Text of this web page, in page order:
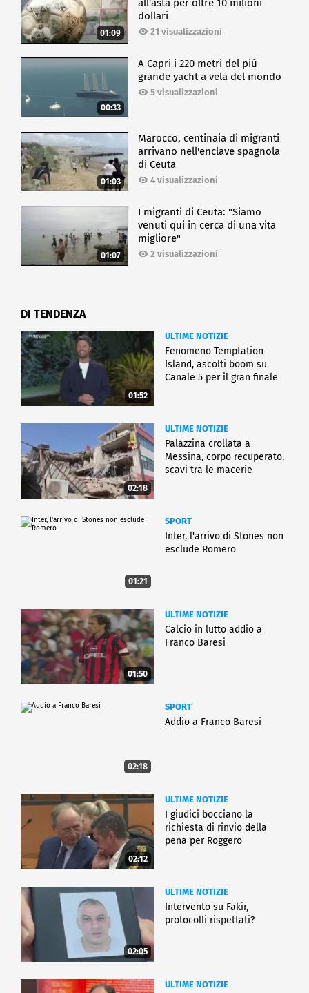
01:09
all'asta per oltre 10 milioni
dollari
21 visualizzazioni
00:33
A Capri i 220 metri del più
grande yacht a vela del mondo
5 visualizzazioni
01:03
Marocco, centinaia di migranti
arrivano nell'enclave spagnola
di Ceuta
4 visualizzazioni
01:07
I migranti di Ceuta: "Siamo
venuti qui in cerca di una vita
migliore"
2 visualizzazioni
DI TENDENZA
01:52
ULTIME NOTIZIE
Fenomeno Temptation
Island, ascolti boom su
Canale 5 per il gran finale
02:18
ULTIME NOTIZIE
Palazzina crollata a
Messina, corpo recuperato,
scavi tra le macerie
01:21
SPORT
Inter, l'arrivo di Stones non
esclude Romero
01:50
ULTIME NOTIZIE
Calcio in lutto addio a
Franco Baresi
02:18
SPORT
Addio a Franco Baresi
02:12
ULTIME NOTIZIE
I giudici bocciano la
richiesta di rinvio della
pena per Roggero
02:05
ULTIME NOTIZIE
Intervento su Fakir,
protocolli rispettati?
ULTIME NOTIZIE